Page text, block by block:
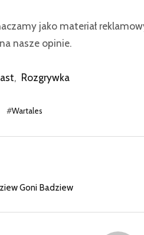
jako materiał
nasze opinie.
, Rozgrywka
#Wartales
Goni Badziew